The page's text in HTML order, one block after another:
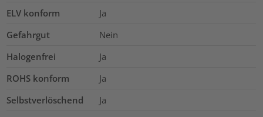
ELV konform
Ja
Gefahrgut
Nein
Halogenfrei
Ja
ROHS konform
Ja
Selbstverlöschend
Ja